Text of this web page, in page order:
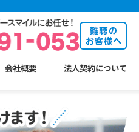
会社概要 法人契約について